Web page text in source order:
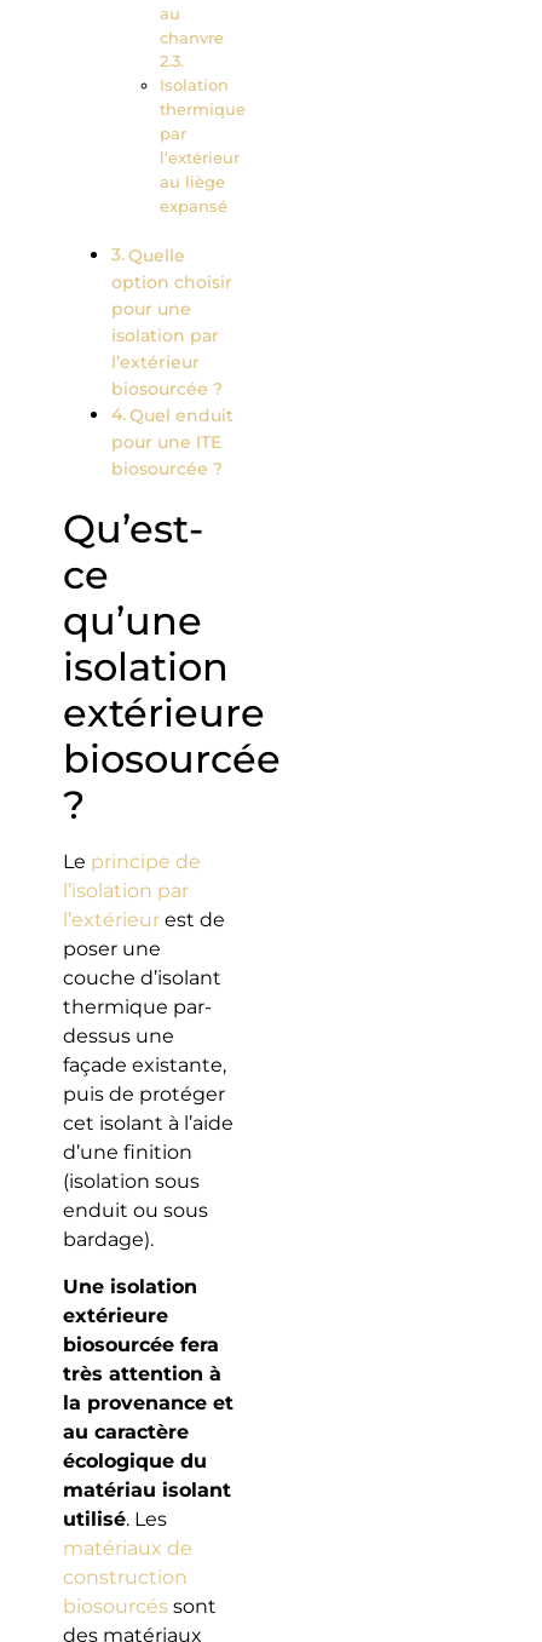
au
chanvre
Isolation
thermique
par
l’extérieur
au liège
expansé
Quelle
option choisir
pour une
isolation par
l’extérieur
biosourcée ?
Quel enduit
pour une ITE
biosourcée ?
Qu’est-
ce
qu’une
isolation
extérieure
biosourcée
?
Le principe de
l’isolation par
l’extérieurest de
poser une
couche d’isolant
thermique par-
dessus une
façade existante,
puis de protéger
cet isolant à l’aide
d’une finition
(isolation sous
enduit ou sous
bardage).
Une isolation
extérieure
biosourcée fera
très attention à
la provenance et
au caractère
écologique du
matériau isolant
utilisé. Les
matériaux de
construction
biosourcéssont
des matériaux